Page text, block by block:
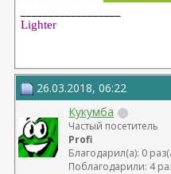
Lighter
26.03.2018, 06:22
Кукумба
Частый посетитель
Profi
Благодарил(а): 0
Поблагодарили: 4